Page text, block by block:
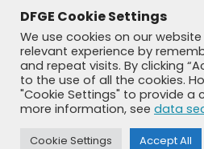
← 1 2 3 4
DFGE Cookie Settings
We use cookies on our
relevant experience by
and repeat visits. By clicking
to the use of all the cookies.
"Cookie Settings" to provide a
more information, see data
Cookie Settings Accept All